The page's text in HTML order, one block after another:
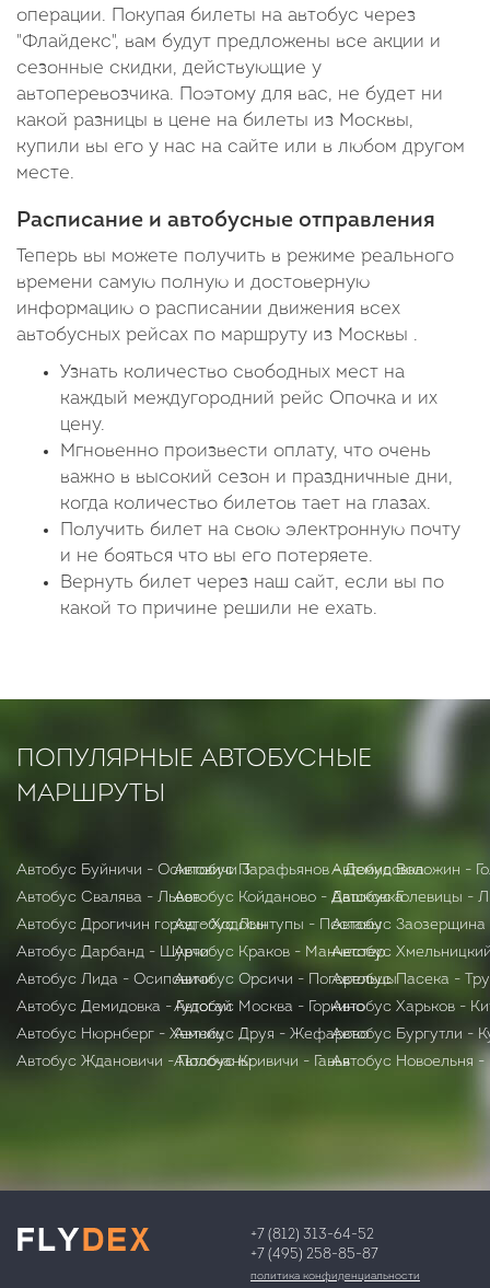
операции. Покупая билеты на автобус через
"Флайдекс", вам будут предложены все акции и
сезонные скидки, действующие у
автоперевозчика. Поэтому для вас, не будет ни
какой разницы в цене на билеты из Москвы,
купили вы его у нас на сайте или в любом другом
месте.
Расписание и автобусные отправления
Теперь вы можете получить в режиме реального
времени самую полную и достоверную
информацию о расписании движения всех
автобусных рейсах по маршруту из Москвы .
Узнать количество свободных мест на
каждый междугородний рейс Опочка и их
цену.
Мгновенно произвести оплату, что очень
важно в высокий сезон и праздничные дни,
когда количество билетов тает на глазах.
Получить билет на свою электронную почту
и не бояться что вы его потеряете.
Вернуть билет через наш сайт, если вы по
какой то причине решили не ехать.
ПОПУЛЯРНЫЕ АВТОБУСНЫЕ
МАРШРУТЫ
Автобус Буйничи - Осиповичи 3
Автобус Свалява - Львов
Автобус Дрогичин город - Ходосы
Автобус Дарбанд - Шурчи
Автобус Лида - Осиповичи
Автобус Демидовка - Гудогай
Автобус Нюрнберг - Хемниц
Автобус Ждановичи - Полочаны
Автобус Парафьянов - Демидовка
Автобус Койданово - Дашковка
Автобус Лынтупы - Поставы
Автобус Краков - Манчестер
Автобус Орсичи - Погорельцы
Автобус Москва - Горкино
Автобус Друя - Жефарово
Автобус Кривичи - Гавья
Автобус Воложин -
Автобус Голевицы -
Автобус
Автобус
Автобус Пасека -
Автобус Харьков -
Автобус Бургутли -
Автобус Новоельня
+7 (812) 313-64-52
+7 (495) 258-85-87
политика конфиденциальности